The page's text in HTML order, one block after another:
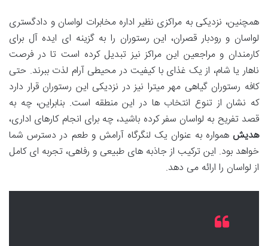
همچنین، نزدیکی به مراکزی نظیر اداره مخابرات لواسان و دادگستری
لواسان و رودبار قصران، این رستوران را به گزینه ای ایده آل برای
کارمندان و مراجعین این مراکز نیز تبدیل کرده است تا در فرصت
ناهار یا شام، از یک غذای با کیفیت در محیطی آرام لذت ببرند. حتی
کافه رستوران گیاهی مهر میترا نیز در نزدیکی این رستوران قرار دارد
که نشان از تنوع انتخاب ها در این منطقه است. بنابراین، چه به
قصد تفریح به لواسان سفر کرده باشید، چه برای انجام کارهای اداری،
هدیش همواره به عنوان یک لنگرگاه آرامش و طعم در دسترس شما
خواهد بود. این ترکیب از جاذبه های طبیعی و رفاهی، تجربه ای کامل
از لواسان را ارائه می دهد.